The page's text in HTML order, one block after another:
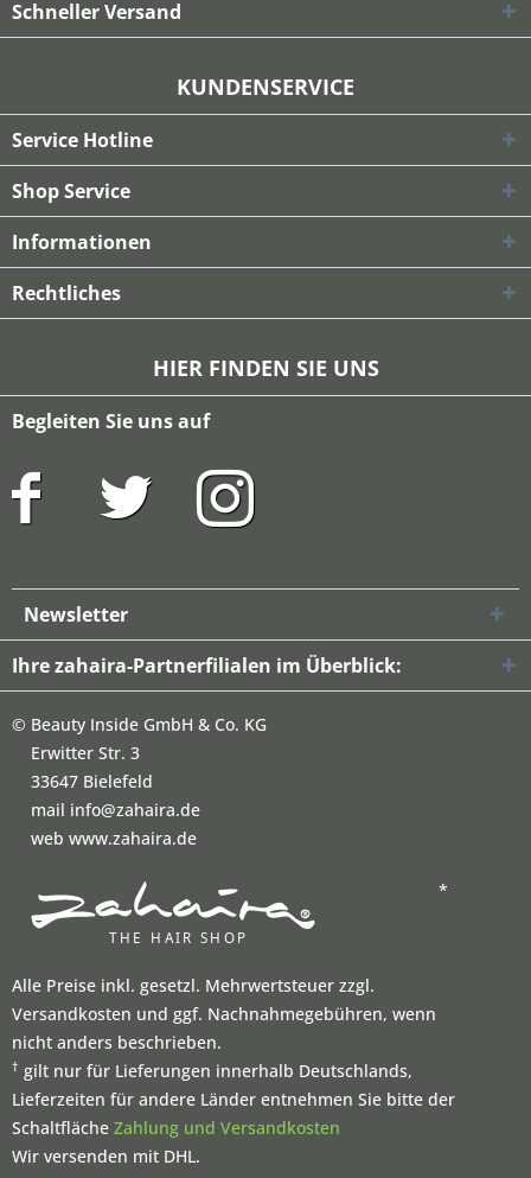
Schneller Versand
KUNDENSERVICE
Service Hotline
Shop Service
Informationen
Rechtliches
HIER FINDEN SIE UNS
Begleiten Sie uns auf
Newsletter
Ihre zahaira-Partnerfilialen im Überblick:
© Beauty Inside GmbH & Co. KG
Erwitter Str. 3
33647 Bielefeld
mail info@zahaira.de
web www.zahaira.de
*
Alle Preise inkl. gesetzl. Mehrwertsteuer zzgl.
Versandkosten und ggf. Nachnahmegebühren, wenn
nicht anders beschrieben.
† gilt nur für Lieferungen innerhalb Deutschlands,
Lieferzeiten für andere Länder entnehmen Sie bitte der
Schaltfläche Zahlung und Versandkosten
Wir versenden mit DHL.